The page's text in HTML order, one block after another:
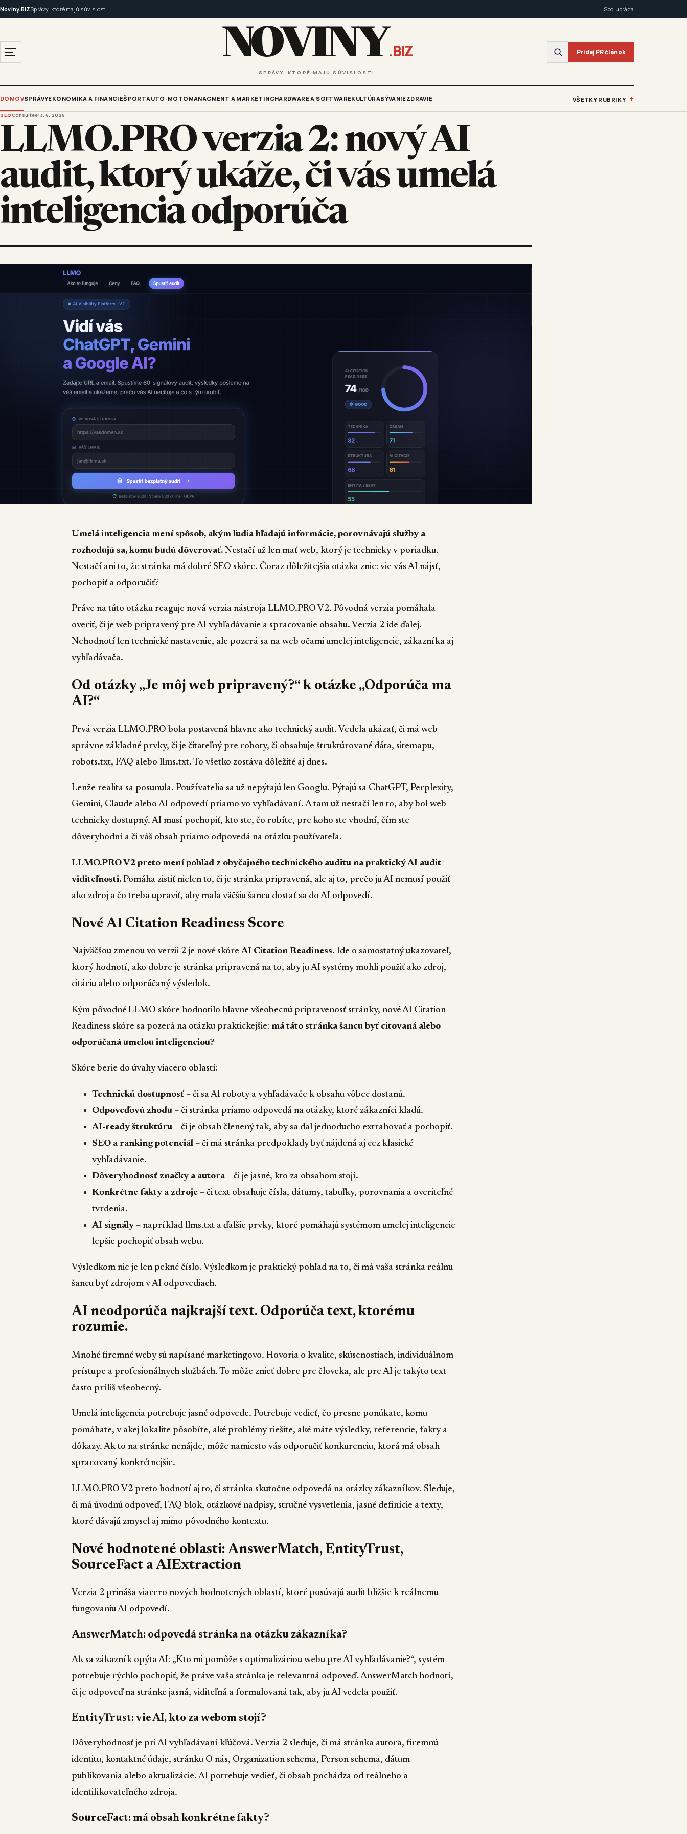
Noviny.BIZSprávy, ktoré majú súvislosti Spolupráca
NOVINY .BIZ
SPRÁVY, KTORÉ MAJÚ SÚVISLOSTI
Pridaj PR článok
DOMOVSPRÁVYEKONOMIKA A FINANCIEŠPORTAUTO-MOTO MANAGMENT A MARKETINGHARDWARE A SOFTWAREKULTÚRABÝVANIEZDRAVIE VŠETKY RUBRIKY +
SEO Consultee13. 6. 2026
LLMO.PRO verzia 2: nový AI
audit, ktorý ukáže, či vás umelá
inteligencia odporúča
Umelá inteligencia mení spôsob, akým ľudia hľadajú informácie, porovnávajú služby a
rozhodujú sa, komu budú dôverovať. Nestačí už len mať web, ktorý je technicky v poriadku.
Nestačí ani to, že stránka má dobré SEO skóre. Čoraz dôležitejšia otázka znie: vie vás AI nájsť,
pochopiť a odporučiť?
Práve na túto otázku reaguje nová verzia nástroja LLMO.PRO V2. Pôvodná verzia pomáhala
overiť, či je web pripravený pre AI vyhľadávanie a spracovanie obsahu. Verzia 2 ide ďalej.
Nehodnotí len technické nastavenie, ale pozerá sa na web očami umelej inteligencie, zákazníka aj
vyhľadávača.
Od otázky „Je môj web pripravený?“ k otázke „Odporúča ma
AI?“
Prvá verzia LLMO.PRO bola postavená hlavne ako technický audit. Vedela ukázať, či má web
správne základné prvky, či je čitateľný pre roboty, či obsahuje štruktúrované dáta, sitemapu,
robots.txt, FAQ alebo llms.txt. To všetko zostáva dôležité aj dnes.
Lenže realita sa posunula. Používatelia sa už nepýtajú len Googlu. Pýtajú sa ChatGPT, Perplexity,
Gemini, Claude alebo AI odpovedí priamo vo vyhľadávaní. A tam už nestačí len to, aby bol web
technicky dostupný. AI musí pochopiť, kto ste, čo robíte, pre koho ste vhodní, čím ste
dôveryhodní a či váš obsah priamo odpovedá na otázku používateľa.
LLMO.PRO V2 preto mení pohľad z obyčajného technického auditu na praktický AI audit
viditeľnosti. Pomáha zistiť nielen to, či je stránka pripravená, ale aj to, prečo ju AI nemusí použiť
ako zdroj a čo treba upraviť, aby mala väčšiu šancu dostať sa do AI odpovedí.
Nové AI Citation Readiness Score
Najväčšou zmenou vo verzii 2 je nové skóreAI Citation Readiness. Ide o samostatný ukazovateľ,
ktorý hodnotí, ako dobre je stránka pripravená na to, aby ju AI systémy mohli použiť ako zdroj,
citáciu alebo odporúčaný výsledok.
Kým pôvodné LLMO skóre hodnotilo hlavne všeobecnú pripravenosť stránky, nové AI Citation
Readiness skóre sa pozerá na otázku praktickejšie: má táto stránka šancu byť citovaná alebo
odporúčaná umelou inteligenciou?
Skóre berie do úvahy viacero oblastí:
Technickú dostupnosť – či sa AI roboty a vyhľadávače k obsahu vôbec dostanú.
Odpoveďovú zhodu – či stránka priamo odpovedá na otázky, ktoré zákazníci kladú.
AI-ready štruktúru – či je obsah členený tak, aby sa dal jednoducho extrahovať a pochopiť.
SEO a ranking potenciál – či má stránka predpoklady byť nájdená aj cez klasické
vyhľadávanie.
Dôveryhodnosť značky a autora– či je jasné, kto za obsahom stojí.
Konkrétne fakty a zdroje – či text obsahuje čísla, dátumy, tabuľky, porovnania a overiteľné
tvrdenia.
AI signály – napríklad llms.txt a ďalšie prvky, ktoré pomáhajú systémom umelej inteligencie
lepšie pochopiť obsah webu.
Výsledkom nie je len pekné číslo. Výsledkom je praktický pohľad na to, či má vaša stránka reálnu
šancu byť zdrojom v AI odpovediach.
AI neodporúča najkrajší text. Odporúča text, ktorému
rozumie.
Mnohé firemné weby sú napísané marketingovo. Hovoria o kvalite, skúsenostiach, individuálnom
prístupe a profesionálnych službách. To môže znieť dobre pre človeka, ale pre AI je takýto text
často príliš všeobecný.
Umelá inteligencia potrebuje jasné odpovede. Potrebuje vedieť, čo presne ponúkate, komu
pomáhate, v akej lokalite pôsobíte, aké problémy riešite, aké máte výsledky, referencie, fakty a
dôkazy. Ak to na stránke nenájde, môže namiesto vás odporučiť konkurenciu, ktorá má obsah
spracovaný konkrétnejšie.
LLMO.PRO V2 preto hodnotí aj to, či stránka skutočne odpovedá na otázky zákazníkov. Sleduje,
či má úvodnú odpoveď, FAQ blok, otázkové nadpisy, stručné vysvetlenia, jasné definície a texty,
ktoré dávajú zmysel aj mimo pôvodného kontextu.
Nové hodnotené oblasti: AnswerMatch, EntityTrust,
SourceFact a AIExtraction
Verzia 2 prináša viacero nových hodnotených oblastí, ktoré posúvajú audit bližšie k reálnemu
fungovaniu AI odpovedí.
AnswerMatch: odpovedá stránka na otázku zákazníka?
Ak sa zákazník opýta AI: „Kto mi pomôže s optimalizáciou webu pre AI vyhľadávanie?“, systém
potrebuje rýchlo pochopiť, že práve vaša stránka je relevantná odpoveď. AnswerMatch hodnotí,
či je odpoveď na stránke jasná, viditeľná a formulovaná tak, aby ju AI vedela použiť.
EntityTrust: vie AI, kto za webom stojí?
Dôveryhodnosť je pri AI vyhľadávaní kľúčová. Verzia 2 sleduje, či má stránka autora, firemnú
identitu, kontaktné údaje, stránku O nás, Organization schema, Person schema, dátum
publikovania alebo aktualizácie. AI potrebuje vedieť, či obsah pochádza od reálneho a
identifikovateľného zdroja.
SourceFact: má obsah konkrétne fakty?